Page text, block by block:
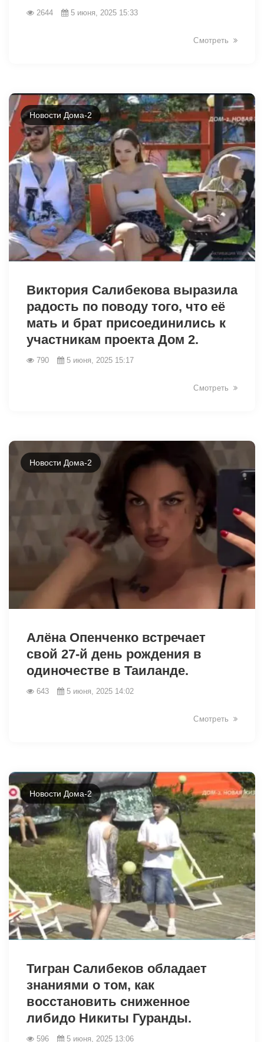
2644 5 июня, 2025 15:33
Смотреть
Новости Дома-2
Виктория Салибекова выразила
радость по поводу того, что её
мать и брат присоединились к
участникам проекта Дом 2.
790 5 июня, 2025 15:17
Смотреть
Новости Дома-2
Алёна Опенченко встречает
свой 27-й день рождения в
одиночестве в Таиланде.
643 5 июня, 2025 14:02
Смотреть
Новости Дома-2
Тигран Салибеков обладает
знаниями о том, как
восстановить сниженное
либидо Никиты Гуранды.
596 5 июня, 2025 13:06